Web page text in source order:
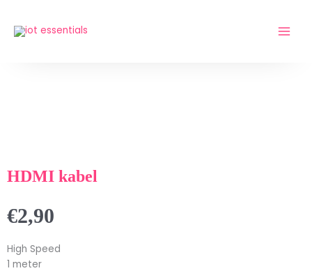
HDMI kabel
€2,90
High Speed
1 meter